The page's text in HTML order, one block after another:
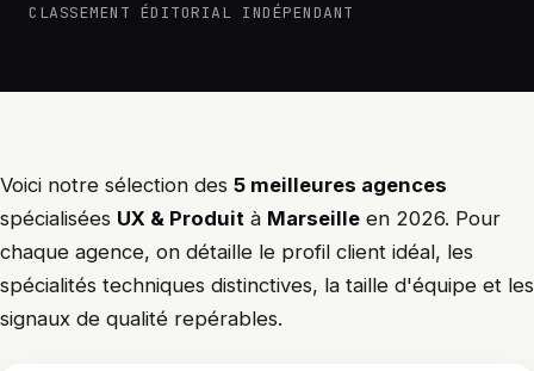
CLASSEMENT ÉDITORIAL INDÉPENDANT
Voici notre sélection des 5 meilleures agences
spécialisées UX & Produit à Marseille en 2026. Pour
chaque agence, on détaille le profil client idéal, les
spécialités techniques distinctives, la taille d'équipe et les
signaux de qualité repérables.